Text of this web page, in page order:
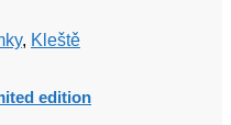
, Kleště
edition